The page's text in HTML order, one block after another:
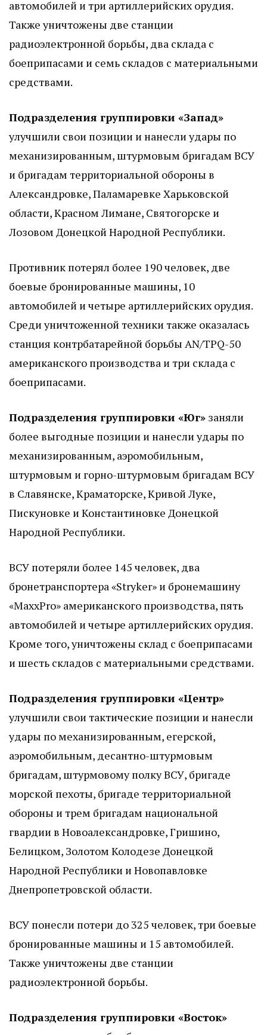
автомобилей и три артиллерийских орудия.
Также уничтожены две станции
радиоэлектронной борьбы, два склада с
боеприпасами и семь складов с материальными
средствами.
Подразделения группировки «Запад»
улучшили свои позиции и нанесли удары по
механизированным, штурмовым бригадам ВСУ
и бригадам территориальной обороны в
Александровке, Паламаревке Харьковской
области, Красном Лимане, Святогорске и
Лозовом Донецкой Народной Республики.
Противник потерял более 190 человек, две
боевые бронированные машины, 10
автомобилей и четыре артиллерийских орудия.
Среди уничтоженной техники также оказалась
станция контрбатарейной борьбы AN/TPQ-50
американского производства и три склада с
боеприпасами.
Подразделения группировки «Юг» заняли
более выгодные позиции и нанесли удары по
механизированным, аэромобильным,
штурмовым и горно-штурмовым бригадам ВСУ
в Славянске, Краматорске, Кривой Луке,
Пискуновке и Константиновке Донецкой
Народной Республики.
ВСУ потеряли более 145 человек, два
бронетранспортера «Stryker» и бронемашину
«MaxxPro» американского производства, пять
автомобилей и четыре артиллерийских орудия.
Кроме того, уничтожены склад с боеприпасами
и шесть складов с материальными средствами.
Подразделения группировки «Центр»
улучшили свои тактические позиции и нанесли
удары по механизированным, егерской,
аэромобильным, десантно-штурмовым
бригадам, штурмовому полку ВСУ, бригаде
морской пехоты, бригаде территориальной
обороны и трем бригадам национальной
гвардии в Новоалександровке, Гришино,
Белицком, Золотом Колодезе Донецкой
Народной Республики и Новопавловке
Днепропетровской области.
ВСУ понесли потери до 325 человек, три боевые
бронированные машины и 15 автомобилей.
Также уничтожены две станции
радиоэлектронной борьбы.
Подразделения группировки «Восток»